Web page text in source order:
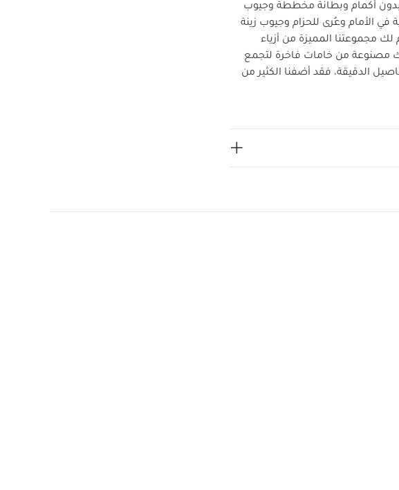
أكمام وبطانة مخططة وجيوب
الأمام وعُرى للحزام وجيوب زينة
لك مجموعتنا المميزة من أزياء
مصنوعة من خامات فاخرة لتجمع
الدقيقة، فقد أضفنا الكثير من